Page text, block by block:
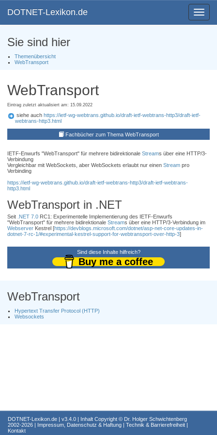
Toggle
DOTNET-Lexikon.de
Sie sind hier
Themenübersicht
WebTransport
WebTransport
Eintrag zuletzt aktualisiert am: 15.09.2022
siehe auch https://ietf-wg-webtrans.github.io/draft-ietf-webtrans-http3/draft-ietf-
webtrans-http3.html
Fachbücher zum Thema WebTransport
IETF-Enwurfs "WebTransport" für mehrere bidirektionale Streams über eine HTTP/3-
Verbindung
Vergleichbar mit WebSockets, aber WebSockets erlaubt nur einen Stream pro
Verbinding
https://ietf-wg-webtrans.github.io/draft-ietf-webtrans-http3/draft-ietf-webtrans-
http3.html
WebTransport in .NET
Seit .NET 7.0 RC1: Experimentelle Implementierung des IETF-Enwurfs
"WebTransport" für mehrere bidirektionale Streams über eine HTTP/3-Verbindung im
Webserver Kestrel [https://devblogs.microsoft.com/dotnet/asp-net-core-updates-in-
dotnet-7-rc-1/#experimental-kestrel-support-for-webtransport-over-http-3]
Sind diese Inhalte hilfreich?
Buy me a coffee
WebTransport
Hypertext Transfer Protocol (HTTP)
Websockets
DOTNET-Lexikon.de | v3.4.0 | Inhalt Copyright © Dr. Holger Schwichtenberg
2002-2026 | Impressum, Datenschutz & Haftung | Technik & Barrierefreiheit |
Kontakt